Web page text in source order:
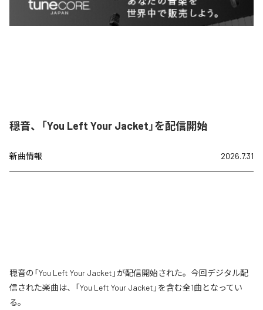
穏音、「You Left Your Jacket」を配信開始
新曲情報 2026.7.31
穏音の「You Left Your Jacket」が配信開始された。今回デジタル配
信された楽曲は、「You Left Your Jacket」を含む全1曲となってい
る。